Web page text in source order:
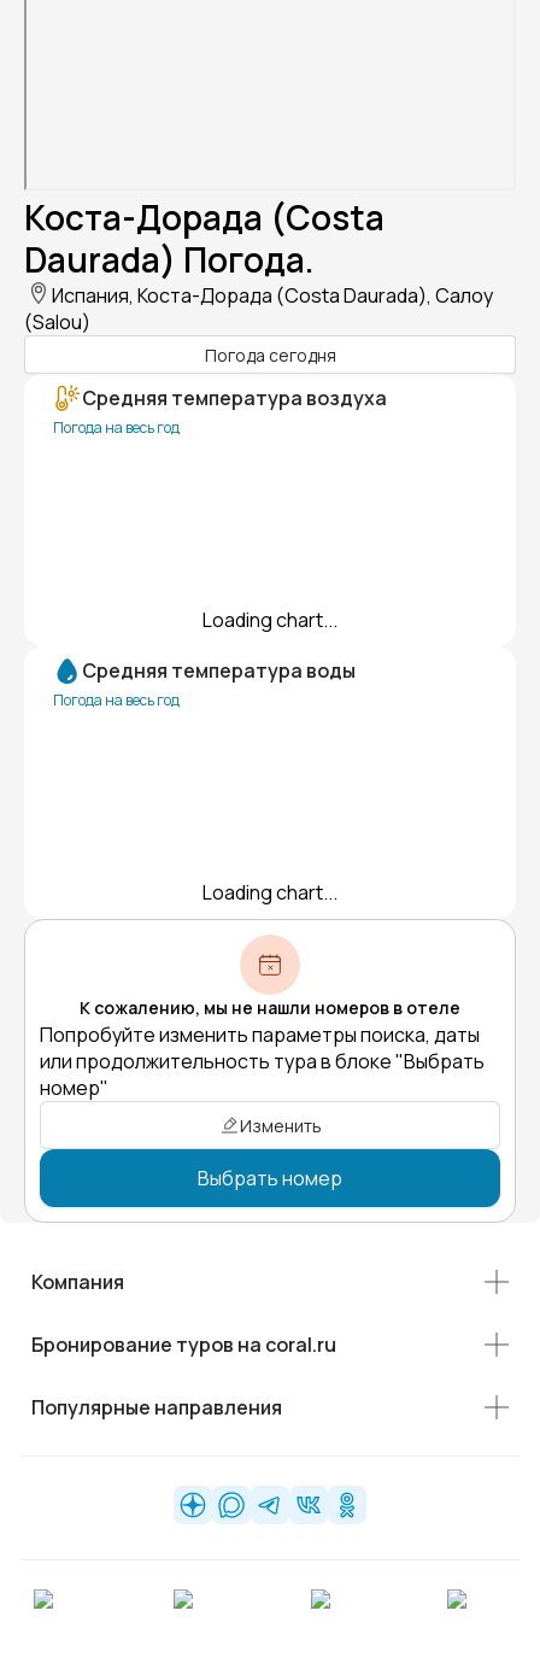
Коста-Дорада (Costa
Daurada) Погода.
Испания, Коста-Дорада (Costa Daurada), Салоу
(Salou)
Погода сегодня
Средняя температура воздуха
Погода на весь год
Loading chart...
Средняя температура воды
Погода на весь год
Loading chart...
К сожалению, мы не нашли номеров в отеле
Попробуйте изменить параметры поиска, даты
или продолжительность тура в блоке "Выбрать
номер"
Изменить
Выбрать номер
Компания
Бронирование туров на coral.ru
Популярные направления